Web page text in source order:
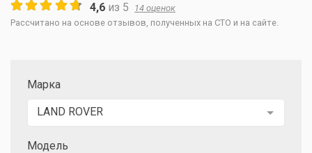
4,6 из 5 14 оценок
Рассчитано на основе отзывов, полученных на СТО и на сайте.
Марка
LAND ROVER
Модель